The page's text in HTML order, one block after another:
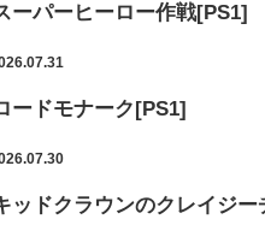
ーパーヒーロー作戦[PS1]
ードモナーク[PS1]
ッドクラウンのクレイジ